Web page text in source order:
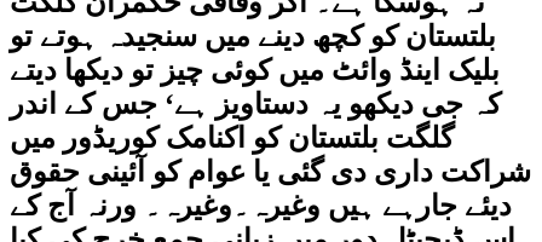
بلتستان کو کچھ دینے میں سنجیدہ ہوتے تو
بلیک اینڈ وائٹ میں کوئی چیز تو دیکھا دیتے
کہ جی دیکھو یہ دستاویز ہے‘ جس کے اندر
گلگت بلتستان کو اکنامک کوریڈور میں
شراکت داری دی گئی یا عوام کو آئینی حقوق
دیئے جارہے ہیں وغیرہ۔وغیرہ۔ ورنہ آج کے